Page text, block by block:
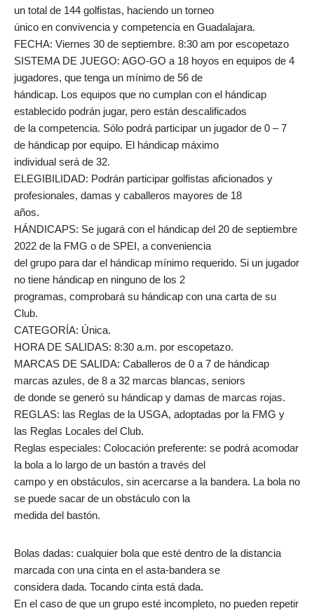
un total de 144 golfistas, haciendo un torneo
único en convivencia y competencia en Guadalajara.
FECHA: Viernes 30 de septiembre. 8:30 am por escopetazo
SISTEMA DE JUEGO: AGO-GO a 18 hoyos en equipos de 4
jugadores, que tenga un mínimo de 56 de
hándicap. Los equipos que no cumplan con el hándicap
establecido podrán jugar, pero están descalificados
de la competencia. Sólo podrá participar un jugador de 0 – 7
de hándicap por equipo. El hándicap máximo
individual será de 32.
ELEGIBILIDAD: Podrán participar golfistas aficionados y
profesionales, damas y caballeros mayores de 18
años.
HÁNDICAPS: Se jugará con el hándicap del 20 de septiembre
2022 de la FMG o de SPEI, a conveniencia
del grupo para dar el hándicap mínimo requerido. Si un jugador
no tiene hándicap en ninguno de los 2
programas, comprobará su hándicap con una carta de su
Club.
CATEGORÍA: Única.
HORA DE SALIDAS: 8:30 a.m. por escopetazo.
MARCAS DE SALIDA: Caballeros de 0 a 7 de hándicap
marcas azules, de 8 a 32 marcas blancas, seniors
de donde se generó su hándicap y damas de marcas rojas.
REGLAS: las Reglas de la USGA, adoptadas por la FMG y
las Reglas Locales del Club.
Reglas especiales: Colocación preferente: se podrá acomodar
la bola a lo largo de un bastón a través del
campo y en obstáculos, sin acercarse a la bandera. La bola no
se puede sacar de un obstáculo con la
medida del bastón.
Bolas dadas: cualquier bola que esté dentro de la distancia
marcada con una cinta en el asta-bandera se
considera dada. Tocando cinta está dada.
En el caso de que un grupo esté incompleto, no pueden repetir